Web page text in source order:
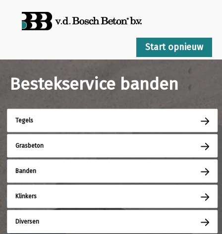
Start opnieuw
Bestekservice banden
Tegels
Grasbeton
Banden
Klinkers
Diversen